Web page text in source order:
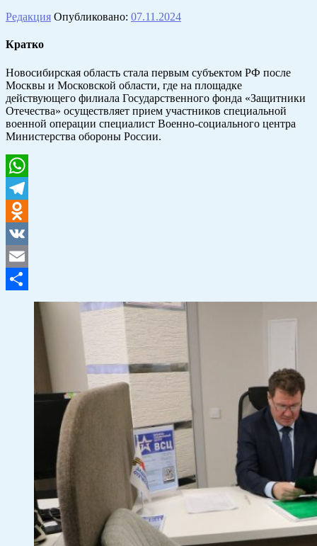
Редакция Опубликовано: 07.11.2024
Кратко
Новосибирская область стала первым субъектом РФ после
Москвы и Московской области, где на площадке
действующего филиала Государственного фонда «Защитники
Отечества» осуществляет прием участников специальной
военной операции специалист Военно-социального центра
Министерства обороны России.
WhatsApp
Telegram
Odnoklassniki
VK
Email
Отправить